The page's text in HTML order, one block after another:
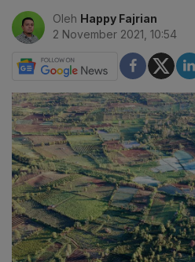
Oleh Happy Fajrian
2 November 2021, 10:54